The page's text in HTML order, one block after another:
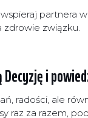
partnera
zdrowie związku.
i
radości, ale
raz za razem,